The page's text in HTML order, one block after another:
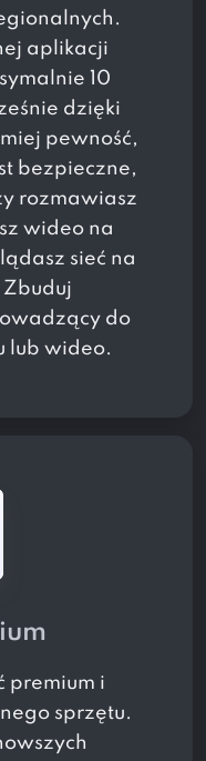
aplikacji
10
dzięki
pewność,
bezpieczne,
rozmawiasz
wideo na
sieć na
do
lub wideo.
premium i
sprzętu.